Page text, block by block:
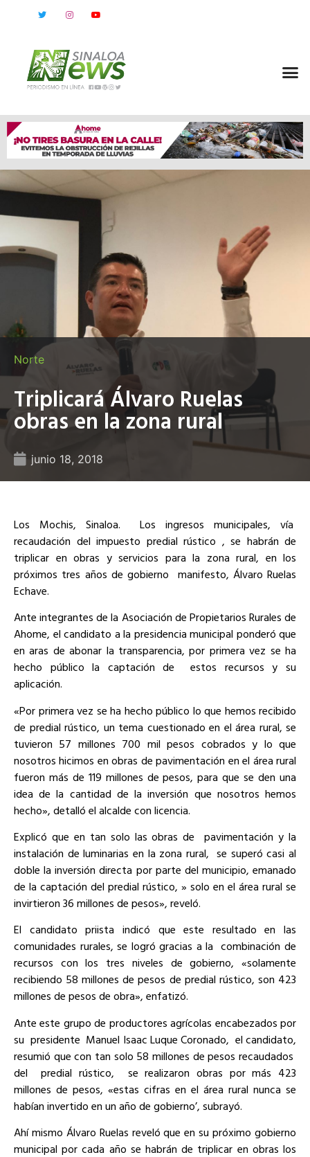
Norte
Triplicará Álvaro Ruelas
obras en la zona rural
junio 18, 2018
Los Mochis, Sinaloa. Los ingresos municipales, vía
recaudación del impuesto predial rústico , se habrán de
triplicar en obras y servicios para la zona rural, en los
próximos tres años de gobierno manifesto, Álvaro Ruelas
Echave.
Ante integrantes de la Asociación de Propietarios Rurales de
Ahome, el candidato a la presidencia municipal ponderó que
en aras de abonar la transparencia, por primera vez se ha
hecho público la captación de estos recursos y su
aplicación.
«Por primera vez se ha hecho público lo que hemos recibido
de predial rústico, un tema cuestionado en el área rural, se
tuvieron 57 millones 700 mil pesos cobrados y lo que
nosotros hicimos en obras de pavimentación en el área rural
fueron más de 119 millones de pesos, para que se den una
idea de la cantidad de la inversión que nosotros hemos
hecho», detalló el alcalde con licencia.
Explicó que en tan solo las obras de pavimentación y la
instalación de luminarias en la zona rural, se superó casi al
doble la inversión directa por parte del municipio, emanado
de la captación del predial rústico, » solo en el área rural se
invirtieron 36 millones de pesos», reveló.
El candidato priista indicó que este resultado en las
comunidades rurales, se logró gracias a la combinación de
recursos con los tres niveles de gobierno, «solamente
recibiendo 58 millones de pesos de predial rústico, son 423
millones de pesos de obra», enfatizó.
Ante este grupo de productores agrícolas encabezados por
su presidente Manuel Isaac Luque Coronado, el candidato,
resumió que con tan solo 58 millones de pesos recaudados
del predial rústico, se realizaron obras por más 423
millones de pesos, «estas cifras en el área rural nunca se
habían invertido en un año de gobierno’, subrayó.
Ahí mismo Álvaro Ruelas reveló que en su próximo gobierno
municipal por cada año se habrán de triplicar en obras los